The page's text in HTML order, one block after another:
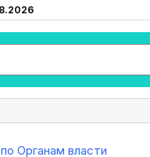
Органам власти